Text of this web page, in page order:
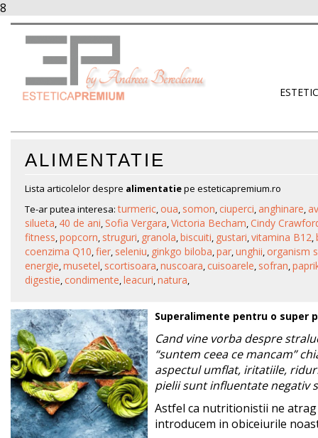
8
ALIMENTATIE
Lista articolelor despre alimentatiepe esteticapremium.ro
Te-ar putea interesa:turmeric, oua, somon, ciuperci, anghinare,
silueta, 40 de ani, Sofia Vergara,Victoria Becham,Cindy
fitness,popcorn, struguri, granola,biscuiti, gustari,vitamina B12,
coenzima Q10,fier, seleniu, ginkgo biloba,par,unghii, organism
energie,musetel, scortisoara,nuscoara, cuisoarele, sofran,
digestie, condimente,leacuri,natura,
Superalimente pentru o super
Cand vine vorba despre
“suntem ceea ce mancam”
aspectul umflat, iritatiile,
pielii sunt influentate negativ
Astfel ca nutritionistii ne
introducem in obiceiurile